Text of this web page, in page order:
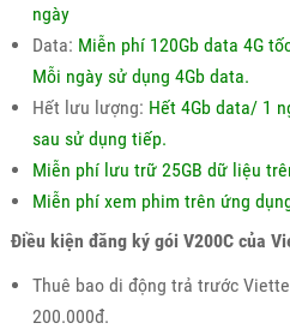
ngày
Data: Miễn phí 120Gb data 4G
Mỗi ngày sử dụng 4Gb data.
Hết lưu lượng: Hết 4Gb data/ 1
sau sử dụng tiếp.
Miễn phí lưu trữ 25GB dữ liệu
Miễn phí xem phim trên ứng
Điều kiện đăng ký gói V200C của
Thuê bao di động trả trước
200.000đ.